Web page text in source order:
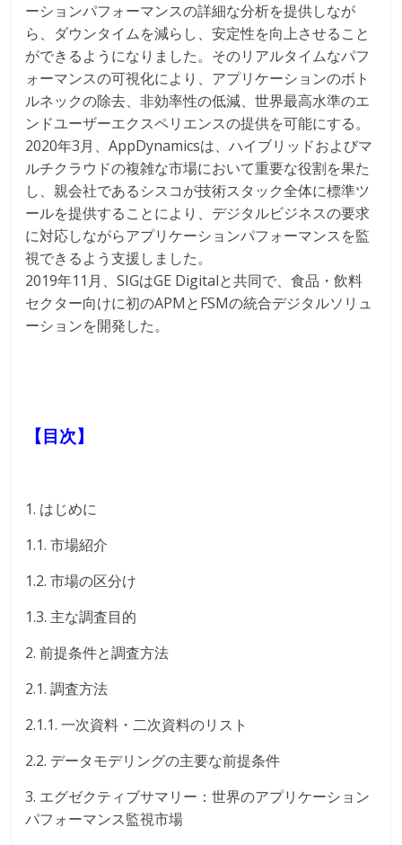
ーションパフォーマンスの詳細な分析を提供しなが
ら、ダウンタイムを減らし、安定性を向上させること
ができるようになりました。そのリアルタイムなパフ
ォーマンスの可視化により、アプリケーションのボト
ルネックの除去、非効率性の低減、世界最高水準のエ
ンドユーザーエクスペリエンスの提供を可能にする。
2020年3月、AppDynamicsは、ハイブリッドおよびマ
ルチクラウドの複雑な市場において重要な役割を果た
し、親会社であるシスコが技術スタック全体に標準ツ
ールを提供することにより、デジタルビジネスの要求
に対応しながらアプリケーションパフォーマンスを監
視できるよう支援しました。
2019年11月、SIGはGE Digitalと共同で、食品・飲料
セクター向けに初のAPMとFSMの統合デジタルソリュ
ーションを開発した。
【目次】
1. はじめに
1.1. 市場紹介
1.2. 市場の区分け
1.3. 主な調査目的
2. 前提条件と調査方法
2.1. 調査方法
2.1.1. 一次資料・二次資料のリスト
2.2. データモデリングの主要な前提条件
3. エグゼクティブサマリー：世界のアプリケーション
パフォーマンス監視市場